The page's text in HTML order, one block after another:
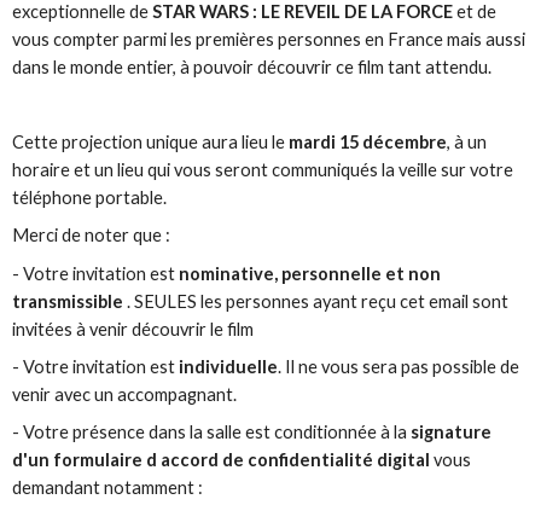
exceptionnelle deSTARWARS : LE REVEIL DE LA FORCEet de
vous compter parmi les premières personnes en France mais aussi
dans le monde entier, à pouvoir découvrir ce film tant attendu.
Cette projection unique aura lieu le mardi 15 décembre, à un
horaire et un lieu qui vous seront communiqués la veille sur votre
téléphone portable.
Merci de noter que :
- Votre invitation est nominative, personnelle et non
transmissible . SEULES les personnes ayant reçu cet email sont
invitées à venir découvrir le film
- Votre invitation est individuelle. Il ne vous sera pas possible de
venir avec un accompagnant.
- Votre présence dans la salle est conditionnée à la signature
d'un formulaire d accord de confidentialité digital vous
demandant notamment :